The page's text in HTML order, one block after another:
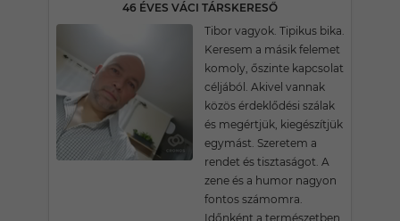
46 ÉVES VÁCI TÁRSKERESŐ
Tibor vagyok. Tipikus bika.
Keresem a másik felemet
komoly, őszinte kapcsolat
céljából. Akivel vannak
közös érdeklődési szálak
és megértjük, kiegészítjük
egymást. Szeretem a
rendet és tisztaságot. A
zene és a humor nagyon
fontos számomra.
Időnként a természetben